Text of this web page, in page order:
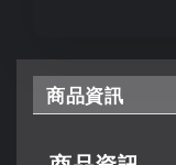
商品資訊